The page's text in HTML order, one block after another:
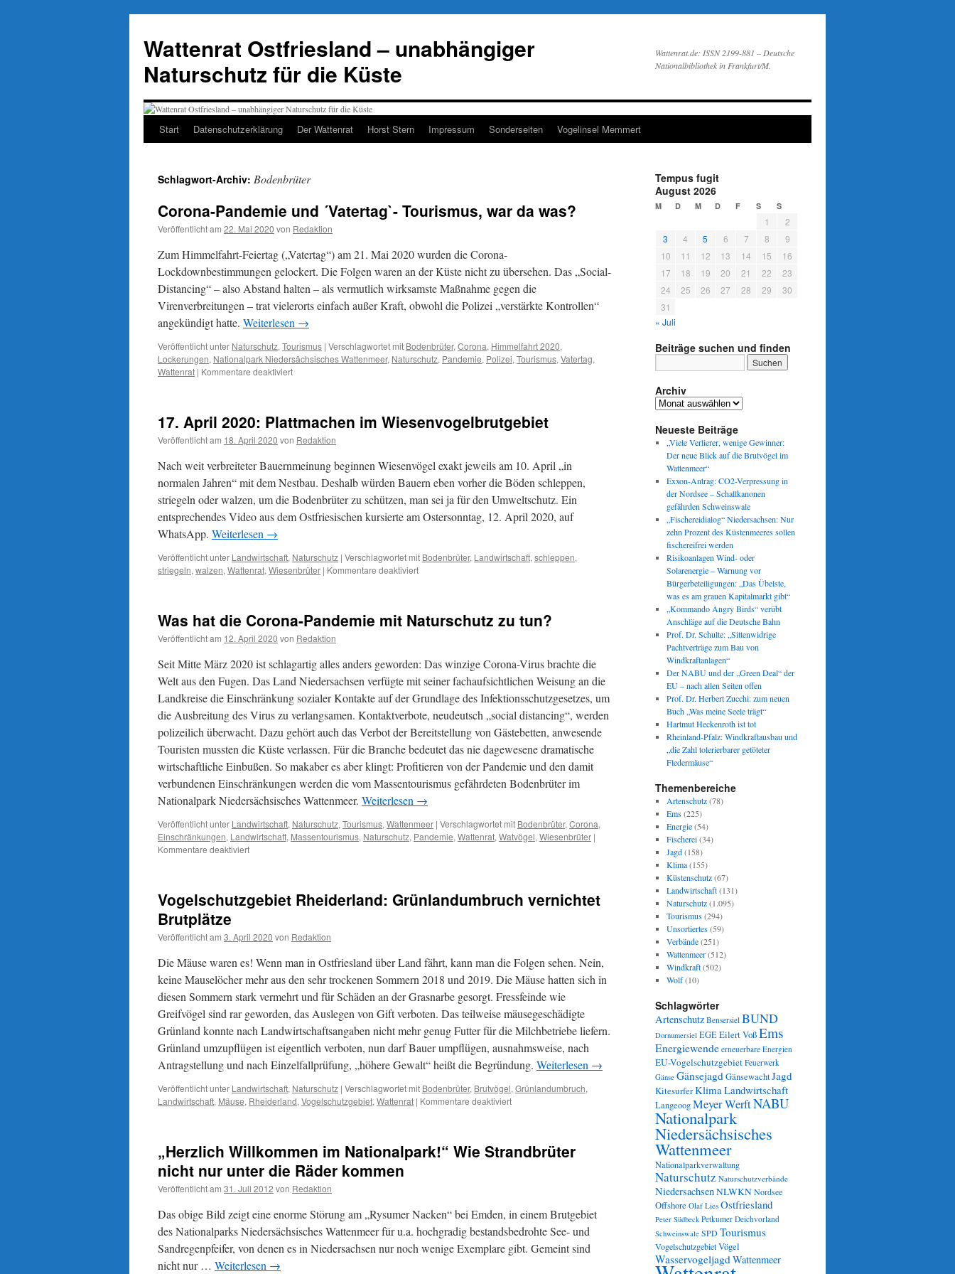
springen
Wattenrat Ostfriesland – unabhängiger
Naturschutz für die Küste
Wattenrat.de: ISSN 2199-881 – Deutsche
Nationalbibliothek in Frankfurt/M.
Start Datenschutzerklärung Der Wattenrat Horst Stern Impressum Sonderseiten Vogelinsel Memmert
Schlagwort-Archiv: Bodenbrüter
Corona-Pandemie und ´Vatertag`- Tourismus, war da was?
Veröffentlicht am 22. Mai 2020 von Redaktion
Zum Himmelfahrt-Feiertag („Vatertag“) am 21. Mai 2020 wurden die Corona-
Lockdownbestimmungen gelockert. Die Folgen waren an der Küste nicht zu übersehen. Das „Social-
Distancing“ – also Abstand halten – als vermutlich wirksamste Maßnahme gegen die
Virenverbreitungen – trat vielerorts einfach außer Kraft, obwohl die Polizei „verstärkte Kontrollen“
angekündigt hatte. Weiterlesen →
Veröffentlicht unter Naturschutz, Tourismus | Verschlagwortet mit Bodenbrüter, Corona, Himmelfahrt 2020,
Lockerungen, Nationalpark Niedersächsisches Wattenmeer, Naturschutz, Pandemie, Polizei, Tourismus, Vatertag,
Wattenrat | Kommentare deaktiviertfür
´Vatertag`-
Tourismus,
war
was?
17. April 2020: Plattmachen im Wiesenvogelbrutgebiet
Veröffentlicht am 18. April 2020 von Redaktion
Nach weit verbreiteter Bauernmeinung beginnen Wiesenvögel exakt jeweils am 10. April „in
normalen Jahren“ mit dem Nestbau. Deshalb würden Bauern eben vorher die Böden schleppen,
striegeln oder walzen, um die Bodenbrüter zu schützen, man sei ja für den Umweltschutz. Ein
entsprechendes Video aus dem Ostfriesischen kursierte am Ostersonntag, 12. April 2020, auf
WhatsApp. Weiterlesen →
Veröffentlicht unter Landwirtschaft, Naturschutz | Verschlagwortet mit Bodenbrüter, Landwirtschaft, schleppen,
striegeln, walzen, Wattenrat, Wiesenbrüter | Kommentare deaktiviertfür
Plattmachen
Was hat die Corona-Pandemie mit Naturschutz zu tun?
Veröffentlicht am 12. April 2020 von Redaktion
Seit Mitte März 2020 ist schlagartig alles anders geworden: Das winzige Corona-Virus brachte die
Welt aus den Fugen. Das Land Niedersachsen verfügte mit seiner fachaufsichtlichen Weisung an die
Landkreise die Einschränkung sozialer Kontakte auf der Grundlage des Infektionsschutzgesetzes, um
die Ausbreitung des Virus zu verlangsamen. Kontaktverbote, neudeutsch „social distancing“, werden
polizeilich überwacht. Dazu gehört auch das Verbot der Bereitstellung von Gästebetten, anwesende
Touristen mussten die Küste verlassen. Für die Branche bedeutet das nie dagewesene dramatische
wirtschaftliche Einbußen. So makaber es aber klingt: Profitieren von der Pandemie und den damit
verbundenen Einschränkungen werden die vom Massentourismus gefährdeten Bodenbrüter im
Nationalpark Niedersächsisches Wattenmeer. Weiterlesen →
Veröffentlicht unter Landwirtschaft, Naturschutz, Tourismus, Wattenmeer | Verschlagwortet mit Bodenbrüter, Corona,
Einschränkungen, Landwirtschaft, Massentourismus, Naturschutz, Pandemie, Wattenrat, Watvögel, Wiesenbrüter |
Kommentare deaktiviertfür
Corona-
Pandemie
Naturschutz
tun?
Vogelschutzgebiet Rheiderland: Grünlandumbruch vernichtet
Brutplätze
Veröffentlicht am 3. April 2020 von Redaktion
Die Mäuse waren es! Wenn man in Ostfriesland über Land fährt, kann man die Folgen sehen. Nein,
keine Mauselöcher mehr aus den sehr trockenen Sommern 2018 und 2019. Die Mäuse hatten sich in
diesen Sommern stark vermehrt und für Schäden an der Grasnarbe gesorgt. Fressfeinde wie
Greifvögel sind rar geworden, das Auslegen von Gift verboten. Das teilweise mäusegeschädigte
Grünland konnte nach Landwirtschaftsangaben nicht mehr genug Futter für die Milchbetriebe liefern.
Grünland umzupflügen ist eigentlich verboten, nun darf Bauer umpflügen, ausnahmsweise, nach
Antragstellung und nach Einzelfallprüfung, „höhere Gewalt“ heißt die Begründung. Weiterlesen →
Veröffentlicht unter Landwirtschaft, Naturschutz | Verschlagwortet mit Bodenbrüter, Brutvögel, Grünlandumbruch,
Landwirtschaft, Mäuse, Rheiderland, Vogelschutzgebiet, Wattenrat | Kommentare deaktiviertfür
vernichtet
„Herzlich Willkommen im Nationalpark!“ Wie Strandbrüter
nicht nur unter die Räder kommen
Veröffentlicht am 31. Juli 2012 von Redaktion
Das obige Bild zeigt eine enorme Störung am „Rysumer Nacken“ bei Emden, in einem Brutgebiet
des Nationalparks Niedersächsisches Wattenmeer für u.a. hochgradig bestandsbedrohte See- und
Sandregenpfeifer, von denen es in Niedersachsen nur noch wenige Exemplare gibt. Gemeint sind
nicht nur … Weiterlesen →
Tempus fugit
August 2026
M D M D F S S
1
2
3
4 5 6 7 8
9
10
11 12 13 14 15
16
17
18 19 20 21 22
23
24
25 26 27 28 29
30
31
« Juli
Beiträge suchen und finden
Archiv
Archiv
Neueste Beiträge
„Viele Verlierer, wenige Gewinner:
Der neue Blick auf die Brutvögel im
Wattenmeer“
Exxon-Antrag: CO2-Verpressung in
der Nordsee – Schallkanonen
gefährden Schweinswale
„Fischereidialog“ Niedersachsen: Nur
zehn Prozent des Küstenmeeres sollen
fischereifrei werden
Risikoanlagen Wind- oder
Solarenergie – Warnung vor
Bürgerbeteiligungen: „Das Übelste,
was es am grauen Kapitalmarkt gibt“
„Kommando Angry Birds“ verübt
Anschläge auf die Deutsche Bahn
Prof. Dr. Schulte: „Sittenwidrige
Pachtverträge zum Bau von
Windkraftanlagen“
Der NABU und der „Green Deal“ der
EU – nach allen Seiten offen
Prof. Dr. Herbert Zucchi: zum neuen
Buch „Was meine Seele trägt“
Hartmut Heckenroth ist tot
Rheinland-Pfalz: Windkraftausbau und
„die Zahl tolerierbarer getöteter
Fledermäuse“
Themenbereiche
Artenschutz(78)
Ems(225)
Energie(54)
Fischerei(34)
Jagd(158)
Klima(155)
Küstenschutz(67)
Landwirtschaft(131)
Naturschutz(1.095)
Tourismus(294)
Unsortiertes(59)
Verbände(251)
Wattenmeer(512)
Windkraft(502)
Wolf(10)
Schlagwörter
Artenschutz Bensersiel BUND
Dornumersiel EGEEilert VoßEms
Energiewende erneuerbare Energien
EU-Vogelschutzgebiet Feuerwerk
Gänse GänsejagdGänsewachtJagd
KitesurferKlimaLandwirtschaft
LangeoogMeyer WerftNABU
Nationalpark
Niedersächsisches
Wattenmeer
Nationalparkverwaltung
Naturschutz Naturschutzverbände
NiedersachsenNLWKNNordsee
Offshore Olaf Lies Ostfriesland
Peter Südbeck Petkumer Deichvorland
Schweinswale SPDTourismus
VogelschutzgebietVögel
WasservogeljagdWattenmeer